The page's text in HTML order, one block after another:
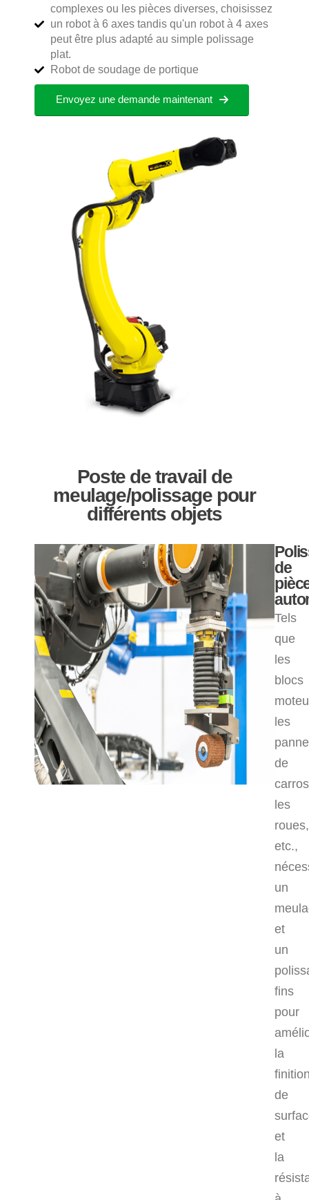
complexes ou les pièces diverses, choisissez
un robot à 6 axes tandis qu'un robot à 4 axes
peut être plus adapté au simple polissage
plat.
Robot de soudage de portique
Envoyez une demande maintenant
Poste de travail de
meulage/polissage pour
différents objets
de
Tels
que
les
blocs
les
de
les
roues,
etc.,
un
et
un
fins
pour
la
de
et
la